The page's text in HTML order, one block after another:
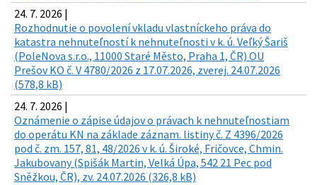
24. 7. 2026 |
Rozhodnutie o povolení vkladu vlastníckeho práva do
katastra nehnuteľností k nehnuteľnosti v k. ú. Veľký Šariš
(PoleNova s.r.o., 11000 Staré Město, Praha 1, ČR) OU
Prešov KO č. V 4780/2026 z 17.07.2026, zverej. 24.07.2026
(578,8 kB)
24. 7. 2026 |
Oznámenie o zápise údajov o právach k nehnuteľnostiam
do operátu KN na základe záznam. listiny č. Z 4396/2026
pod č. zm. 157, 81, 48/2026 v k. ú. Široké, Fričovce, Chmin.
Jakubovany (Spišák Martin, Velká Úpa, 542 21 Pec pod
Sněžkou, ČR), zv. 24.07.2026 (326,8 kB)